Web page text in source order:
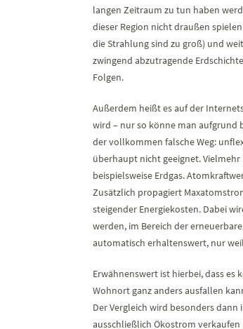
langen Zeitraum zu tun haben
dieser Region nicht draußen
die Strahlung sind zu groß) und
zwingend abzutragende
Folgen.
Außerdem heißt es auf der
wird – nur so könne man aufgrund
der vollkommen falsche Weg:
überhaupt nicht geeignet.
beispielsweise Erdgas.
Zusätzlich propagiert
steigender Energiekosten. Dabei
werden, im Bereich der
automatisch erhaltenswert, nur
Erwähnenswert ist hierbei, dass es
Wohnort ganz anders ausfallen
Der Vergleich wird besonders
ausschließlich Ökostrom